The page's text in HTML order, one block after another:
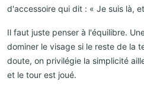
d'accessoire qui dit : « Je suis là,
Il faut juste penser à l'équilibre.
dominer le visage si le reste de la
doute, on privilégie la simplicité
et le tour est joué.